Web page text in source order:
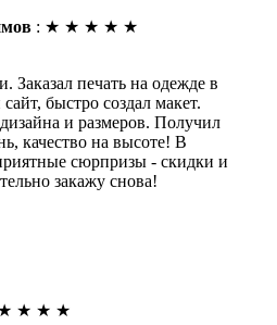
: ★ ★ ★ ★ ★
Заказал печать на одежде в
быстро создал макет.
и размеров. Получил
качество на высоте! В
сюрпризы - скидки и
закажу снова!
★ ★ ★